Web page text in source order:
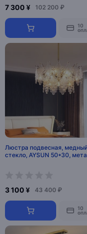
7 300 ¥ 102 200 ₽
10
Люстра подвесная,
стекло, AYSUN 50*30,
3 100 ¥ 43 400 ₽
10